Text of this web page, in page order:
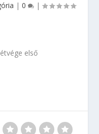
| 0 |
első